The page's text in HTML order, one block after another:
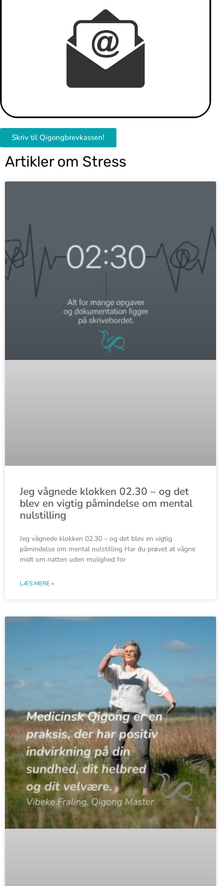
Skriv til Qigongbrevkassen!
Artikler om Stress
Jeg vågnede klokken 02.30 – og det
blev en vigtig påmindelse om mental
nulstilling
Jeg vågnede klokken 02.30 – og det blev en vigtig
påmindelse om mental nulstilling Har du prøvet at vågne
midt om natten uden mulighed for
LÆS MERE »